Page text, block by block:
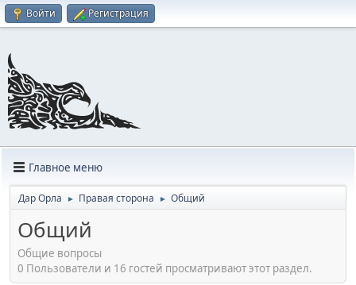
Войти Регистрация
Главное меню
Дар Орла ► Правая сторона ► Общий
Общий
Общие вопросы
0 Пользователи и 16 гостей просматривают этот раздел.